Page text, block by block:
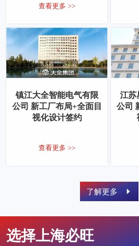
查看更多 >>
镇江大全智能电气有限
公司 新工厂布局+全面目
视化设计签约
查看更多 >>
江苏
公司
了解更多
选择上海必旺